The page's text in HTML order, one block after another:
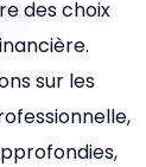
des choix
sur les